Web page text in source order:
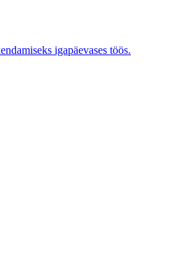
igapäevases töös.